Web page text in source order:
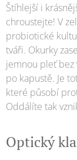
Štíhlejší i
chroustejte! V
probiotické
tváři. Okurky
jemnou pleť bez
po kapustě. Je
které působí
Oddálíte tak
Optický